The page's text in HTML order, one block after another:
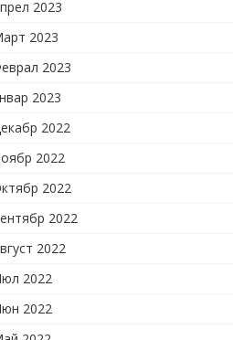
2023
2023
2023
2023
2022
2022
2022
2022
2022
2022
2022